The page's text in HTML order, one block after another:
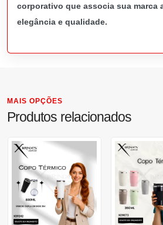
corporativo que associa sua marca
elegância e qualidade.
MAIS OPÇÕES
Produtos relacionados